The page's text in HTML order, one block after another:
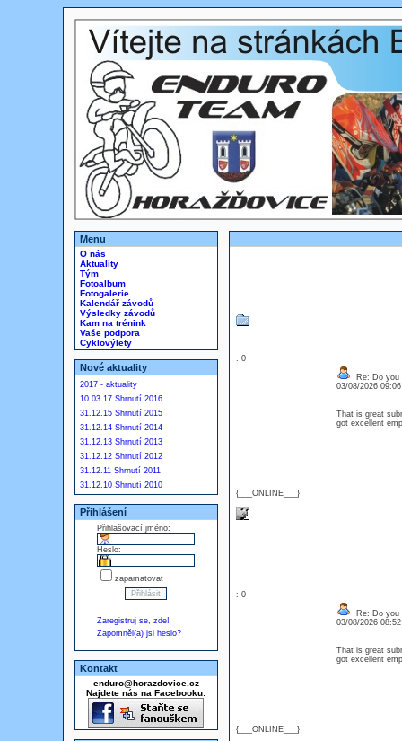
Menu
O nás
Aktuality
Tým
Fotoalbum
Fotogalerie
Kalendář závodů
Výsledky závodů
Kam na trénink
Vaše podpora
Cyklovýlety
Nové aktuality
2017 - aktuality
10.03.17 Shrnutí 2016
31.12.15 Shrnutí 2015
31.12.14 Shrnutí 2014
31.12.13 Shrnutí 2013
31.12.12 Shrnutí 2012
31.12.11 Shrnutí 2011
31.12.10 Shrnutí 2010
Přihlášení
Přihlašovací jméno:
Heslo:
zapamatovat
Zaregistruj se, zde!
Zapomněl(a) jsi heslo?
Kontakt
enduro@horazdovice.cz
Najdete nás na Facebooku:
: 0
{___ONLINE___}
Re: Do you
03/08/2026
That is great
got excellent
: 0
{___ONLINE___}
Re: Do you
03/08/2026
That is great
got excellent